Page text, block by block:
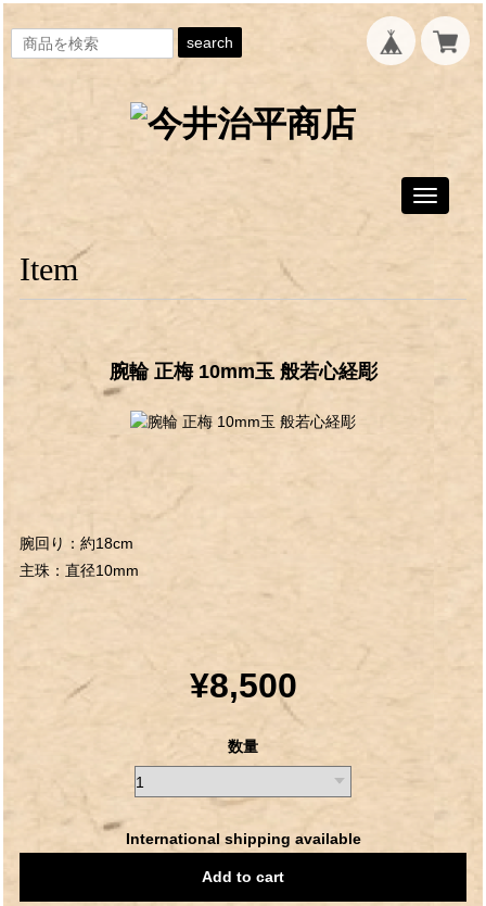
search
Toggle
Item
腕輪 正梅 10mm玉 般若心経彫
腕回り：約18cm
主珠：直径10mm
¥8,500
数量
International shipping available
Add to cart